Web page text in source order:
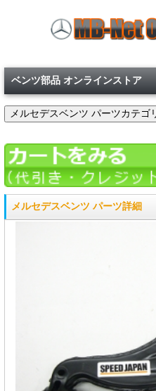
ベンツ部品 オンラインストア
メルセデスベンツ パーツ詳細